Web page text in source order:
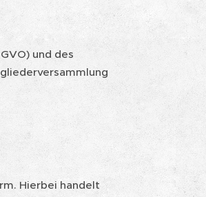
und des
Hierbei handelt